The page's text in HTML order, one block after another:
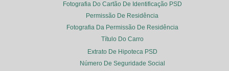
Fotografia Do Cartão De Identificação PSD
Permissão De Residência
Fotografia Da Permissão De Residência
Título Do Carro
Extrato De Hipoteca PSD
Número De Seguridade Social